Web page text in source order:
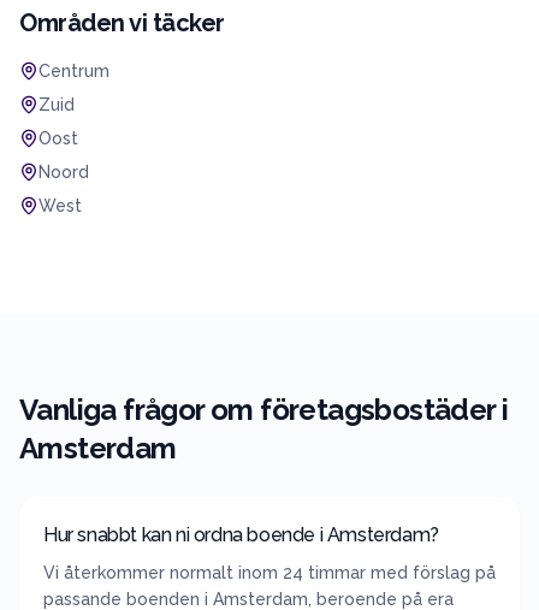
Områden vi täcker
Centrum
Zuid
Oost
Noord
West
Vanliga frågor om företagsbostäder i
Amsterdam
Hur snabbt kan ni ordna boende i Amsterdam?
Vi återkommer normalt inom 24 timmar med förslag på
passande boenden i Amsterdam, beroende på era